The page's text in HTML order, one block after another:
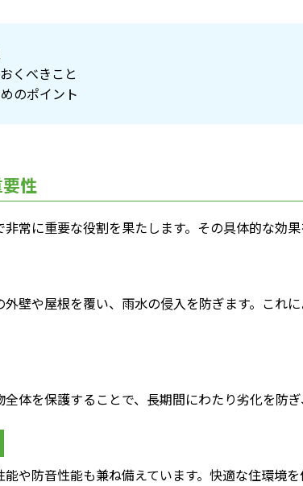
くべきこと
のポイント
性
常に重要な役割を果たします。その具体的な効果
壁や屋根を覆い、雨水の侵入を防ぎます。これ
体を保護することで、長期間にわたり劣化を防ぎ
や防音性能も兼ね備えています。快適な住環境を